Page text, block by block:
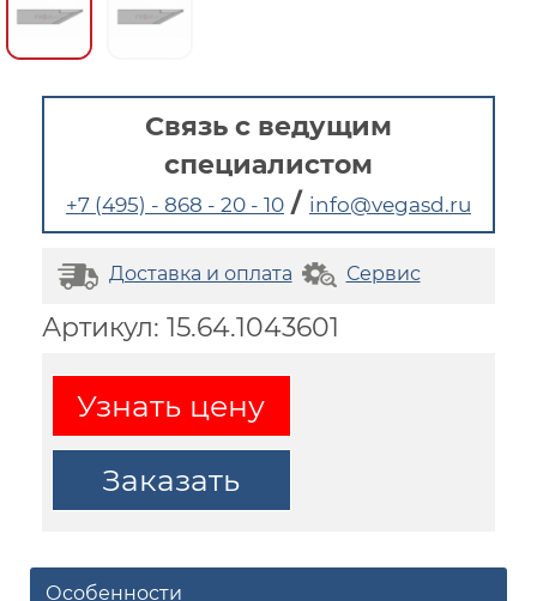
Связь с ведущим
специалистом
+7 (495) - 868 - 20 - 10 / info@vegasd.ru
Доставка и оплата Сервис
Артикул: 15.64.1043601
Узнать цену
Заказать
Особенности